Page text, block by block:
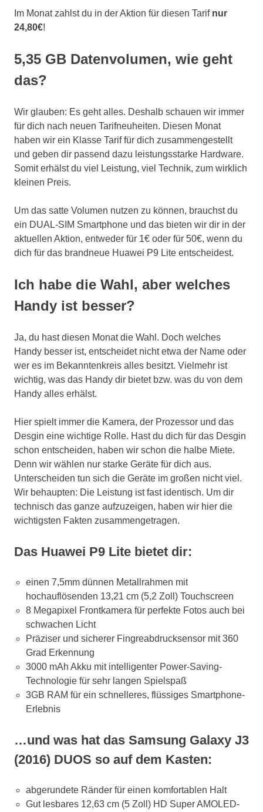
Im Monat zahlst du in der Aktion für diesen Tarifnur
24,80€!
5,35 GB Datenvolumen, wie geht
das?
Wir glauben: Es geht alles. Deshalb schauen wir immer
für dich nach neuen Tarifneuheiten. Diesen Monat
haben wir ein Klasse Tarif für dich zusammengestellt
und geben dir passend dazu leistungsstarke Hardware.
Somit erhälst du viel Leistung, viel Technik, zum wirklich
kleinen Preis.
Um das satte Volumen nutzen zu können, brauchst du
ein DUAL-SIM Smartphone und das bieten wir dir in der
aktuellen Aktion, entweder für 1€ oder für 50€, wenn du
dich für das brandneue Huawei P9 Lite entscheidest.
Ich habe die Wahl, aber welches
Handy ist besser?
Ja, du hast diesen Monat die Wahl. Doch welches
Handy besser ist, entscheidet nicht etwa der Name oder
wer es im Bekanntenkreis alles besitzt. Vielmehr ist
wichtig, was das Handy dir bietet bzw. was du von dem
Handy alles erhälst.
Hier spielt immer die Kamera, der Prozessor und das
Desgin eine wichtige Rolle. Hast du dich für das Desgin
schon entscheiden, haben wir schon die halbe Miete.
Denn wir wählen nur starke Geräte für dich aus.
Unterscheiden tun sich die Geräte im großen nicht viel.
Wir behaupten: Die Leistung ist fast identisch. Um dir
technisch das ganze aufzuzeigen, haben wir hier die
wichtigsten Fakten zusammengetragen.
Das Huawei P9 Lite bietet dir:
einen 7,5mm dünnen Metallrahmen mit
hochauflösenden 13,21 cm (5,2 Zoll) Touchscreen
8 Megapixel Frontkamera für perfekte Fotos auch bei
schwachen Licht
Präziser und sicherer Fingreabdrucksensor mit 360
Grad Erkennung
3000 mAh Akku mit intelligenter Power-Saving-
Technologie für sehr langen Spielspaß
3GB RAM für ein schnelleres, flüssiges Smartphone-
Erlebnis
…und was hat das Samsung Galaxy J3
(2016) DUOS so auf dem Kasten:
abgerundete Ränder für einen komfortablen Halt
Gut lesbares 12,63 cm (5 Zoll) HD Super AMOLED-